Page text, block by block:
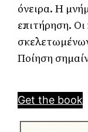
όνειρα. H
επιτήρηση.
Ποίηση
Get the book